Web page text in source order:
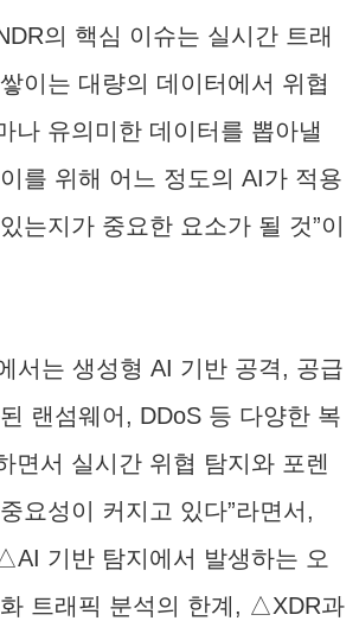
의 핵심 이슈는 실시간 트래
이는 대량의 데이터에서 위협
나 유의미한 데이터를 뽑아낼
를 위해 어느 정도의 AI가 적용
는지가 중요한 요소가 될 것”이
서는 생성형 AI 기반 공격, 공급
랜섬웨어, DDoS 등 다양한 복
면서 실시간 위협 탐지와 포렌
요성이 커지고 있다”라면서,
기반 탐지에서 발생하는 오
트래픽 분석의 한계, △XDR과